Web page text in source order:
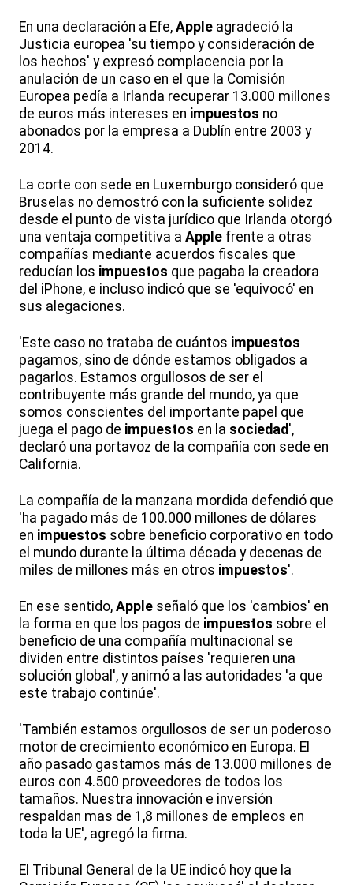
En una declaración a Efe, Apple agradeció la
Justicia europea 'su tiempo y consideración de
los hechos' y expresó complacencia por la
anulación de un caso en el que la Comisión
Europea pedía a Irlanda recuperar 13.000 millones
de euros más intereses en impuestos no
abonados por la empresa a Dublín entre 2003 y
2014.
La corte con sede en Luxemburgo consideró que
Bruselas no demostró con la suficiente solidez
desde el punto de vista jurídico que Irlanda otorgó
una ventaja competitiva a Apple frente a otras
compañías mediante acuerdos fiscales que
reducían los impuestos que pagaba la creadora
del iPhone, e incluso indicó que se 'equivocó' en
sus alegaciones.
'Este caso no trataba de cuántos impuestos
pagamos, sino de dónde estamos obligados a
pagarlos. Estamos orgullosos de ser el
contribuyente más grande del mundo, ya que
somos conscientes del importante papel que
juega el pago de impuestos en la sociedad',
declaró una portavoz de la compañía con sede en
California.
La compañía de la manzana mordida defendió que
'ha pagado más de 100.000 millones de dólares
en impuestos sobre beneficio corporativo en todo
el mundo durante la última década y decenas de
miles de millones más en otros impuestos'.
En ese sentido, Apple señaló que los 'cambios' en
la forma en que los pagos de impuestos sobre el
beneficio de una compañía multinacional se
dividen entre distintos países 'requieren una
solución global', y animó a las autoridades 'a que
este trabajo continúe'.
'También estamos orgullosos de ser un poderoso
motor de crecimiento económico en Europa. El
año pasado gastamos más de 13.000 millones de
euros con 4.500 proveedores de todos los
tamaños. Nuestra innovación e inversión
respaldan mas de 1,8 millones de empleos en
toda la UE', agregó la firma.
El Tribunal General de la UE indicó hoy que la